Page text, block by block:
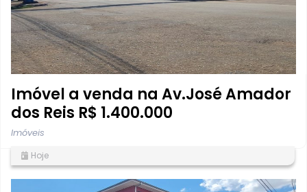
Imóvel a venda na Av.José Amador
dos Reis R$ 1.400.000
Imóveis
Hoje